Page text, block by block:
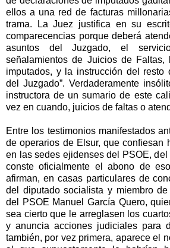
ellos a una red de facturas
trama. La Juez justifica en su
comparecencias porque deberá
asuntos del Juzgado, el
señalamientos de Juicios de Faltas,
imputados, y la instrucción del resto
del Juzgado”. Verdaderamente
instructora de un sumario de este
vez en cuando, juicios de faltas o
Entre los testimonios manifestados
de operarios de Elsur, que confiesan
en las sedes ejidenses del PSOE,
conste oficialmente el abono de
afirman, en casas particulares de
del diputado socialista y miembro
del PSOE Manuel García Quero,
sea cierto que le arreglasen los
y anuncia acciones judiciales para
también, por vez primera, aparece el